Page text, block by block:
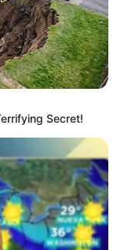
Secret!